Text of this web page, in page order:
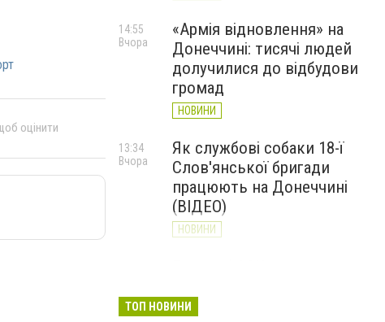
оцінити
«Армія відновлення» на
Донеччині: тисячі людей
долучилися до відбудови
громад
НОВИНИ
14:55
Вчора
Як службові собаки 18-ї
Слов'янської бригади
працюють на Донеччині
(ВІДЕО)
НОВИНИ
13:34
Вчора
та найближчих напрямках
ТОП НОВИНИ